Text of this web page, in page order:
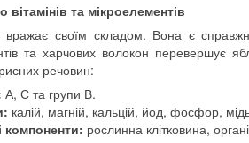
вітамінів та мікроелементів
своїм складом. Вона є
та харчових волокон перевершує
речовин:
А, С та групи В.
калій, магній, кальцій, йод, фосфор,
компоненти: рослинна клітковина,